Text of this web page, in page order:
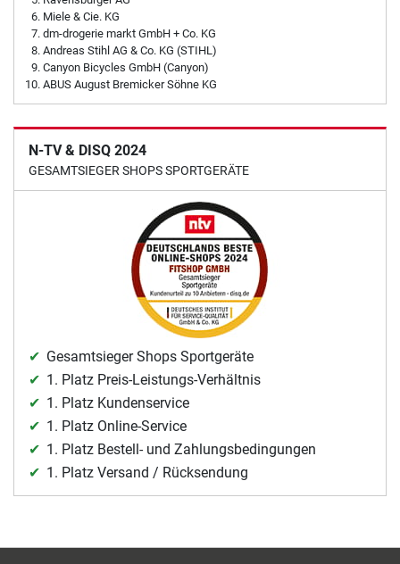
Miele & Cie. KG
dm-drogerie markt GmbH + Co. KG
Andreas Stihl AG & Co. KG (STIHL)
Canyon Bicycles GmbH (Canyon)
ABUS August Bremicker Söhne KG
N-TV & DISQ 2024
GESAMTSIEGER SHOPS SPORTGERÄTE
Gesamtsieger Shops Sportgeräte
1. Platz Preis-Leistungs-Verhältnis
1. Platz Kundenservice
1. Platz Online-Service
1. Platz Bestell- und Zahlungsbedingungen
1. Platz Versand / Rücksendung